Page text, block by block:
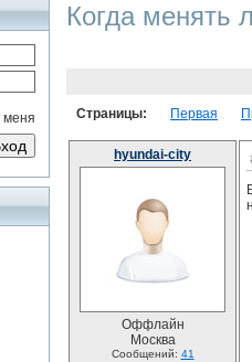
меня
Когда менять
Страницы: Первая
hyundai-city
Оффлайн
Москва
Сообщений: 41